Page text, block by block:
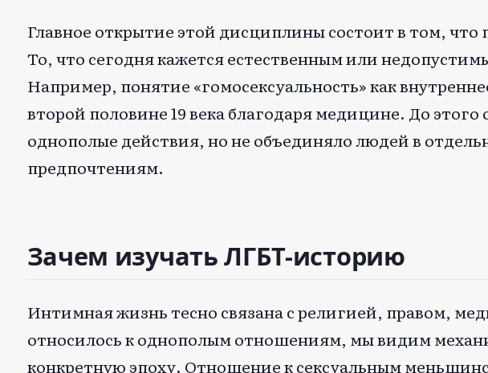
Главное открытие этой дисциплины состоит в том, что
То, что сегодня кажется естественным или
Например, понятие «гомосексуальность» как
второй половине 19 века благодаря медицине. До
однополые действия, но не объединяло людей в
предпочтениям.
Зачем изучать ЛГБТ-историю
Интимная жизнь тесно связана с религией, правом,
относилось к однополым отношениям, мы видим
конкретную эпоху. Отношение к сексуальным